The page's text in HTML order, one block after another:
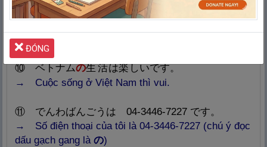
⑨日本
Nghĩa: Gốc, rễ, cội nguồn của
sự vật, sách
にほん
の物価
ぶっか
は高
たか
いです。
→Giá cả ở Nhật thì đắt đỏ.
⑩ベトナムの生活は楽しいです。
→ Cuộc sống ở Việt Nam thì vui.
⑪ でんわばんごうは 04-3446-7227 です。
→ Số điện thoại của tôi là 04-3446-7227 (chú ý đọc
dấu gạch gang là の)
ĐÓNG